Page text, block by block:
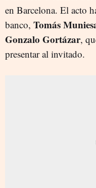
en Barcelona. El acto
banco, Tomás
Gonzalo Gortázar,
presentar al invitado.